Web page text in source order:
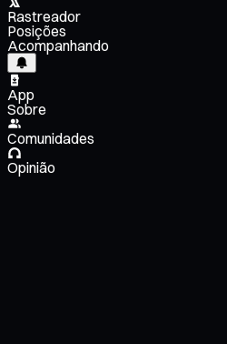
Rastreador
Posições
Acompanhando
App
Sobre
Comunidades
Opinião